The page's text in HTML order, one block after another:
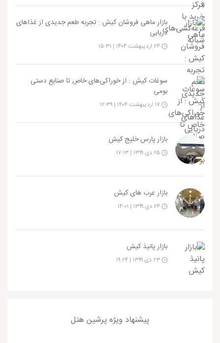
بازار ماهی فروشان کیش : تجربه طعم جدیدی از غذاهای
دریایی
سوغات کیش : از خوراکی‌های خاص تا صنایع دستی
بومی
بازار پارس خلیج کیش
بازار عرب های کیش
بازار پانیذ کیش
پیشنهاد ویژه پرشین هتل